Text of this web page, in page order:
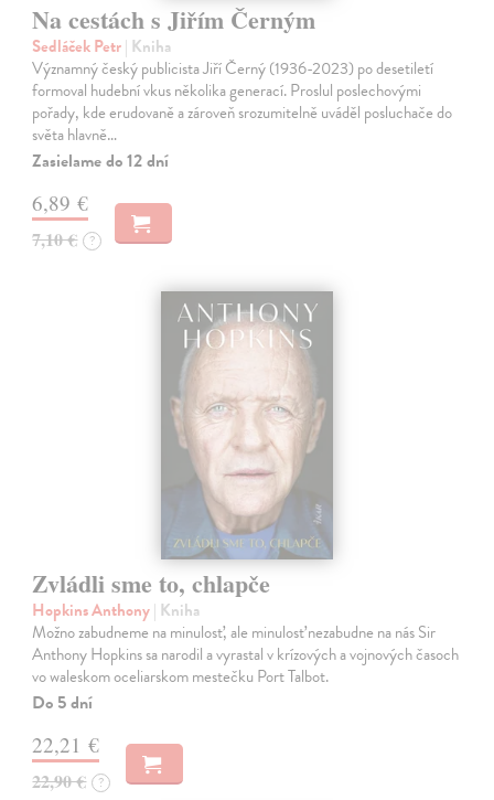
Na cestách s Jiřím Černým
Sedláček Petr| Kniha
Významný český publicista Jiří Černý (1936-2023) po desetiletí
formoval hudební vkus několika generací. Proslul poslechovými
pořady, kde erudovaně a zároveň srozumitelně uváděl posluchače do
světa hlavně…
Zasielame do 12 dní
6,89 €
7,10 € ?
Zvládli sme to, chlapče
Hopkins Anthony| Kniha
Možno zabudneme na minulosť, ale minulosť nezabudne na nás Sir
Anthony Hopkins sa narodil a vyrastal v krízových a vojnových časoch
vo waleskom oceliarskom mestečku Port Talbot.
Do 5 dní
22,21 €
22,90 € ?